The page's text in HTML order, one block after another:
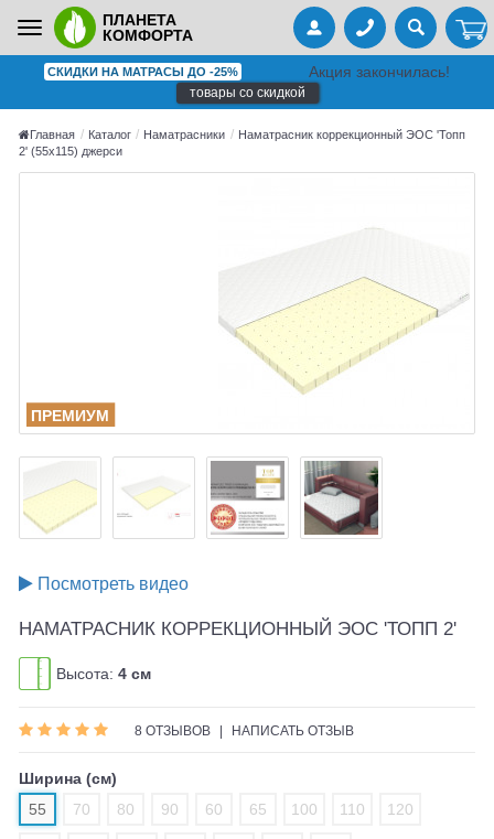
Toggle
navigation
ПЛАНЕТА
КОМФОРТА
СКИДКИ НА МАТРАСЫ ДО -25% Акция закончилась!
товары со скидкой
Главная Каталог Наматрасники
Наматрасник коррекционный ЭОС 'Топп
2' (55x115) джерси
Посмотреть видео
НАМАТРАСНИК КОРРЕКЦИОННЫЙ ЭОС 'ТОПП 2'
Высота: 4 см
8 ОТЗЫВОВ НАПИСАТЬ ОТЗЫВ
Ширина (см)
55
70 80 90 60 65 100 110 120